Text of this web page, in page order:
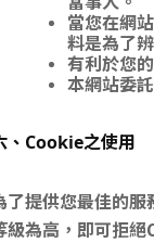
當您在網
料是為了
有利於您
本網站委
、Cookie之使用
了提供您最佳的服
級為高，即可拒絕